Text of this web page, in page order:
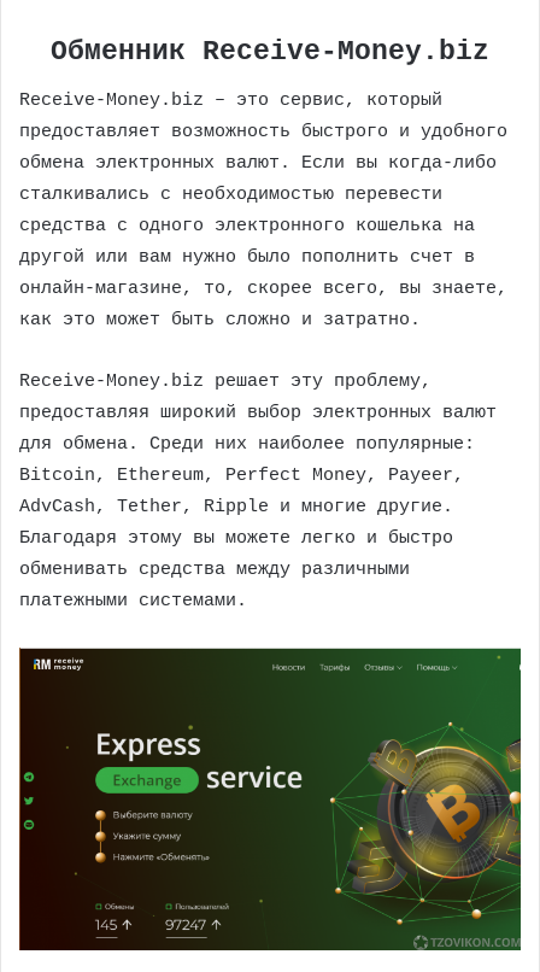
Обменник Receive-Money.biz
Receive-Money.biz – это сервис, который
предоставляет возможность быстрого и удобного
обмена электронных валют. Если вы когда-либо
сталкивались с необходимостью перевести
средства с одного электронного кошелька на
другой или вам нужно было пополнить счет в
онлайн-магазине, то, скорее всего, вы знаете,
как это может быть сложно и затратно.
Receive-Money.biz решает эту проблему,
предоставляя широкий выбор электронных валют
для обмена. Среди них наиболее популярные:
Bitcoin, Ethereum, Perfect Money, Payeer,
AdvCash, Tether, Ripple и многие другие.
Благодаря этому вы можете легко и быстро
обменивать средства между различными
платежными системами.